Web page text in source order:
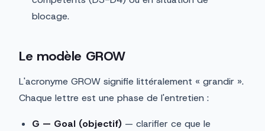
blocage.
Le modèle GROW
L'acronyme GROW signifie littéralement « grandir ».
Chaque lettre est une phase de l'entretien :
G — Goal (objectif) — clarifier ce que le